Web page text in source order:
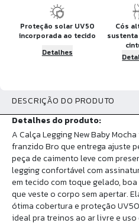
Proteção solar UV50
incorporada ao tecido
Detalhes
Cós
sustenta
DESCRIÇÃO DO PRODUTO
Detalhes do produto:
A Calça Legging New Baby
franzido Bro que entrega ajuste
peça de caimento leve com
legging confortável com
em tecido com toque gelado,
que veste o corpo sem apertar.
ótima cobertura e proteção
ideal pra treinos ao ar livre e